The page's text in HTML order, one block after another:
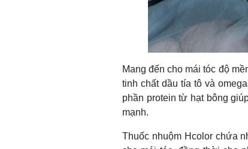
Mang đến cho mái tóc độ
tinh chất dầu tía tô và
phần protein từ hạt bông
mạnh.
Thuốc nhuộm Hcolor chứa